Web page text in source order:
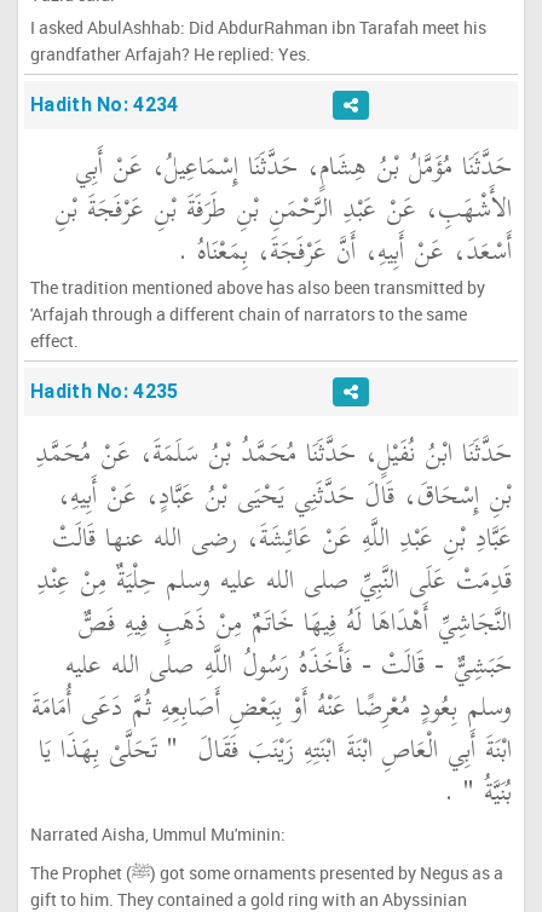
I asked AbulAshhab: Did AbdurRahman ibn Tarafah meet his
grandfather Arfajah? He replied: Yes.
Hadith No: 4234
حَدَّثَنَا مُؤَمَّلُ بْنُ هِشَامٍ، حَدَّثَنَا إِسْمَاعِيلُ، عَنْ أَبِي
الأَشْهَبِ، عَنْ عَبْدِ الرَّحْمَنِ بْنِ طَرَفَةَ بْنِ عَرْفَجَةَ بْنِ
أَسْعَدَ، عَنْ أَبِيهِ، أَنَّ عَرْفَجَةَ، بِمَعْنَاهُ ‏.‏
The tradition mentioned above has also been transmitted by
'Arfajah through a different chain of narrators to the same
effect.
Hadith No: 4235
حَدَّثَنَا ابْنُ نُفَيْلٍ، حَدَّثَنَا مُحَمَّدُ بْنُ سَلَمَةَ، عَنْ مُحَمَّدِ
بْنِ إِسْحَاقَ، قَالَ حَدَّثَنِي يَحْيَى بْنُ عَبَّادٍ، عَنْ أَبِيهِ،
عَبَّادِ بْنِ عَبْدِ اللَّهِ عَنْ عَائِشَةَ، رضى الله عنها قَالَتْ
قَدِمَتْ عَلَى النَّبِيِّ صلى الله عليه وسلم حِلْيَةٌ مِنْ عِنْدِ
النَّجَاشِيِّ أَهْدَاهَا لَهُ فِيهَا خَاتَمٌ مِنْ ذَهَبٍ فِيهِ فَصٌّ
حَبَشِيٌّ - قَالَتْ - فَأَخَذَهُ رَسُولُ اللَّهِ صلى الله عليه
وسلم بِعُودٍ مُعْرِضًا عَنْهُ أَوْ بِبَعْضِ أَصَابِعِهِ ثُمَّ دَعَى أُمَامَةَ
ابْنَةَ أَبِي الْعَاصِ ابْنَةَ ابْنَتِهِ زَيْنَبَ فَقَالَ ‏ "‏ تَحَلَّىْ بِهَذَا يَا
بُنَيَّةُ ‏" ‏ ‏.‏
Narrated Aisha, Ummul Mu'minin:
The Prophet (ﷺ) got some ornaments presented by Negus as a
gift to him. They contained a gold ring with an Abyssinian